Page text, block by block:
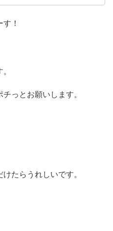
！
っとお願いします。
たらうれしいです。